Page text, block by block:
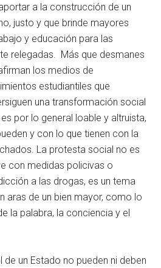
a la construcción de un
justo y que brinde mayores
y educación para las
relegadas. Más que desmanes
los medios de
estudiantiles que
una transformación social
por lo general loable y altruista,
y con lo que tienen con la
La protesta social no es
con medidas policivas o
a las drogas, es un tema
aras de un bien mayor, como lo
la palabra, la conciencia y el
un Estado no pueden ni deben